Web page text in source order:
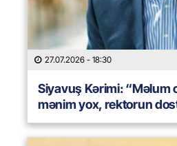
27.07.2026 - 18:30
Siyavuş Kərimi: “Məlum
mənim yox, rektorun